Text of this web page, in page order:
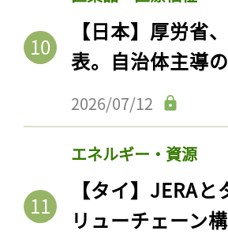
【日本】厚労省
表。自治体主導
2026/07/12
エネルギー・資源
【タイ】JERA
リューチェーン